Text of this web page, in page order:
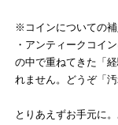
※コインについての
・アンティークコイ
の中で重ねてきた「
れません。どうぞ「
とりあえずお手元に